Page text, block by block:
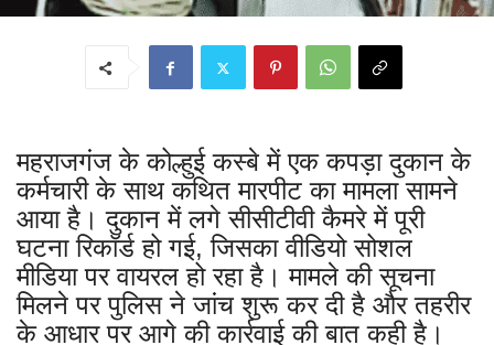
महराजगंज के कोल्हुई कस्बे में एक कपड़ा दुकान के
कर्मचारी के साथ कथित मारपीट का मामला सामने
आया है। दुकान में लगे सीसीटीवी कैमरे में पूरी
घटना रिकॉर्ड हो गई, जिसका वीडियो सोशल
मीडिया पर वायरल हो रहा है। मामले की सूचना
मिलने पर पुलिस ने जांच शुरू कर दी है और तहरीर
के आधार पर आगे की कार्रवाई की बात कही है।